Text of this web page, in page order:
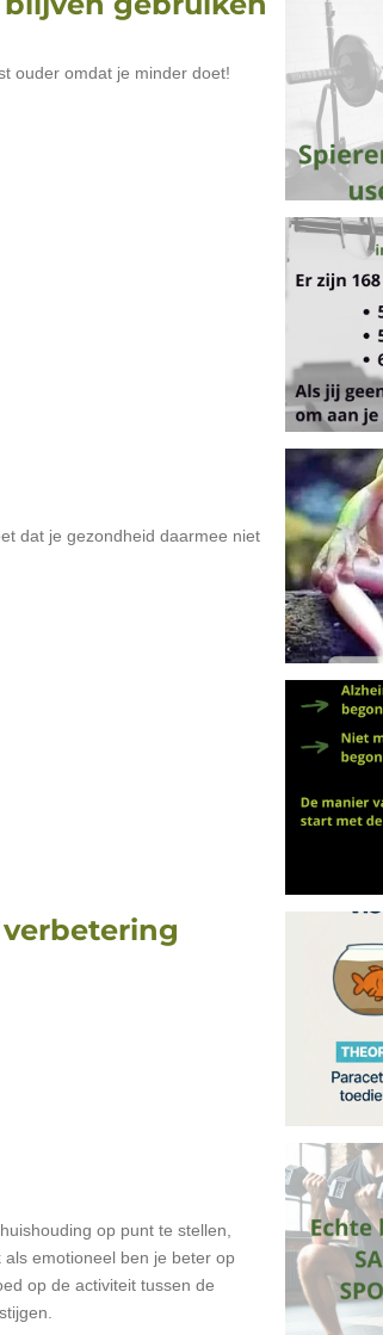
ouder omdat je minder doet!
dat je gezondheid daarmee niet
op punt te stellen,
emotioneel ben je beter op
op de activiteit tussen de